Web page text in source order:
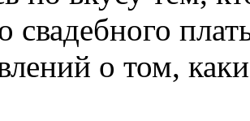
свадебного
о том,